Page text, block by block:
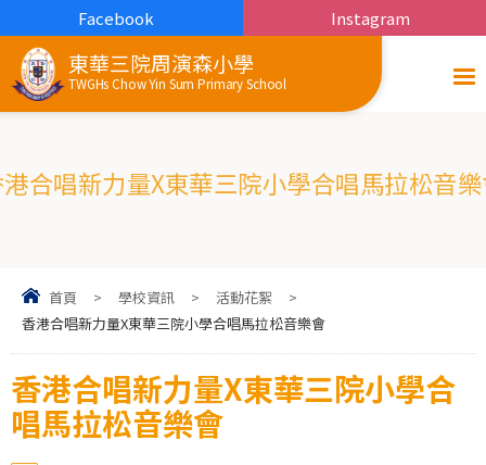
東華三院周演森小學
TWGHs Chow Yin Sum Primary School
Facebook Instagram
合唱新力量X東華三院小學合唱馬拉松音
首頁 > 學校資訊 > 活動花絮
>
香港合唱新力量X東華三院小學合唱馬拉松音樂會
香港合唱新力量X東華三院小學合
唱馬拉松音樂會